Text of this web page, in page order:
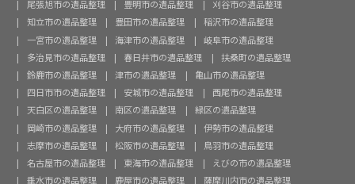
尾張旭市の遺品整理
豊明市の遺品整理
刈谷市の遺品整理
知立市の遺品整理
豊田市の遺品整理
稲沢市の遺品整理
一宮市の遺品整理
海津市の遺品整理
岐阜市の遺品整理
多治見市の遺品整理
春日井市の遺品整理
扶桑町の遺品整理
鈴鹿市の遺品整理
津市の遺品整理
亀山市の遺品整理
四日市市の遺品整理
安城市の遺品整理
西尾市の遺品整理
天白区の遺品整理
南区の遺品整理
緑区の遺品整理
岡崎市の遺品整理
大府市の遺品整理
伊勢市の遺品整理
志摩市の遺品整理
松阪市の遺品整理
鳥羽市の遺品整理
名古屋市の遺品整理
東海市の遺品整理
えびの市の遺品整理
垂水市の遺品整理
鹿屋市の遺品整理 薩摩川内市の遺品整理